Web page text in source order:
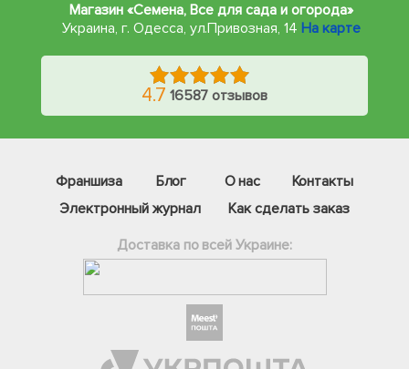
Магазин «Семена, Все для сада и огорода»
Украина, г. Одесса, ул.Привозная, 14 На карте
4.7 16587 отзывов
Франшиза Блог О нас
Контакты
Электронный журнал
Как сделать заказ
Доставка по всей Украине: